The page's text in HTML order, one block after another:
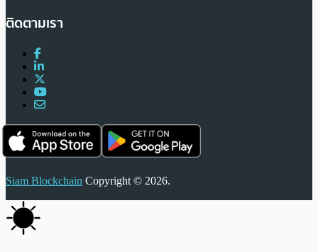
ติดตามเรา
Siam Blockchain Copyright © 2026.